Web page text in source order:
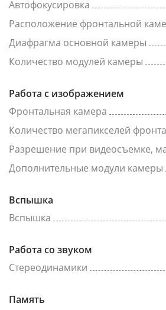
Автофокусировка
Расположение фронтальной
Диафрагма основной камеры
Количество модулей камеры
Работа с изображением
Фронтальная камера
Количество мегапикселей
Разрешение при видеосъемке,
Дополнительные модули камеры
Вспышка
Вспышка
Работа со звуком
Стереодинамики
Память